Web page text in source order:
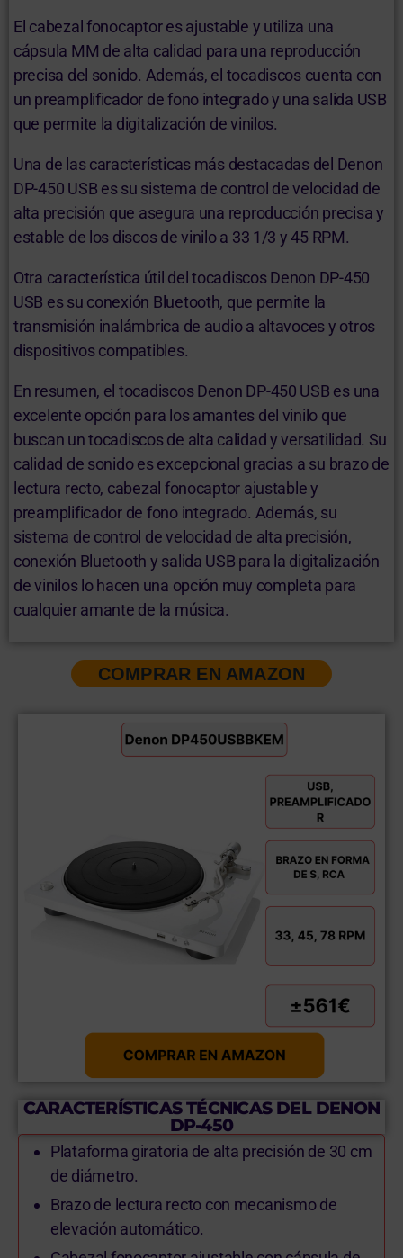
El cabezal fonocaptor es ajustable y utiliza una
cápsula MM de alta calidad para una reproducción
precisa del sonido. Además, el tocadiscos cuenta con
un preamplificador de fono integrado y una salida USB
que permite la digitalización de vinilos.
Una de las características más destacadas del Denon
DP-450 USB es su sistema de control de velocidad de
alta precisión que asegura una reproducción precisa y
estable de los discos de vinilo a 33 1/3 y 45 RPM.
Otra característica útil del tocadiscos Denon DP-450
USB es su conexión Bluetooth, que permite la
transmisión inalámbrica de audio a altavoces y otros
dispositivos compatibles.
En resumen, el tocadiscos Denon DP-450 USB es una
excelente opción para los amantes del vinilo que
buscan un tocadiscos de alta calidad y versatilidad. Su
calidad de sonido es excepcional gracias a su brazo de
lectura recto, cabezal fonocaptor ajustable y
preamplificador de fono integrado. Además, su
sistema de control de velocidad de alta precisión,
conexión Bluetooth y salida USB para la digitalización
de vinilos lo hacen una opción muy completa para
cualquier amante de la música.
COMPRAR EN AMAZON
CARACTERÍSTICAS TÉCNICAS DEL DENON
DP-450
Plataforma giratoria de alta precisión de 30 cm
de diámetro.
Brazo de lectura recto con mecanismo de
elevación automático.